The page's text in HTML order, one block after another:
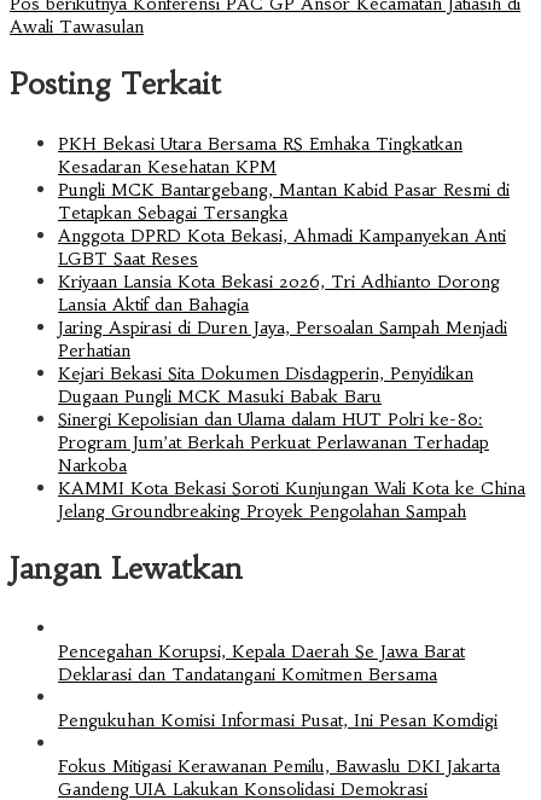
Awali Tawasulan
Posting Terkait
PKH Bekasi Utara Bersama RS Emhaka Tingkatkan
Kesadaran Kesehatan KPM
Pungli MCK Bantargebang, Mantan Kabid Pasar Resmi di
Tetapkan Sebagai Tersangka
Anggota DPRD Kota Bekasi, Ahmadi Kampanyekan Anti
LGBT Saat Reses
Kriyaan Lansia Kota Bekasi 2026, Tri Adhianto Dorong
Lansia Aktif dan Bahagia
Jaring Aspirasi di Duren Jaya, Persoalan Sampah Menjadi
Perhatian
Kejari Bekasi Sita Dokumen Disdagperin, Penyidikan
Dugaan Pungli MCK Masuki Babak Baru
Sinergi Kepolisian dan Ulama dalam HUT Polri ke-80:
Program Jum’at Berkah Perkuat Perlawanan Terhadap
Narkoba
KAMMI Kota Bekasi Soroti Kunjungan Wali Kota ke China
Jelang Groundbreaking Proyek Pengolahan Sampah
Jangan Lewatkan
Pencegahan Korupsi, Kepala Daerah Se Jawa Barat
Deklarasi dan Tandatangani Komitmen Bersama
Pengukuhan Komisi Informasi Pusat, Ini Pesan Komdigi
Fokus Mitigasi Kerawanan Pemilu, Bawaslu DKI Jakarta
Gandeng UIA Lakukan Konsolidasi Demokrasi